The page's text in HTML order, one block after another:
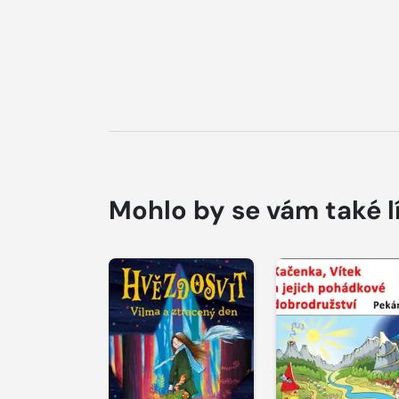
Mohlo by se vám také